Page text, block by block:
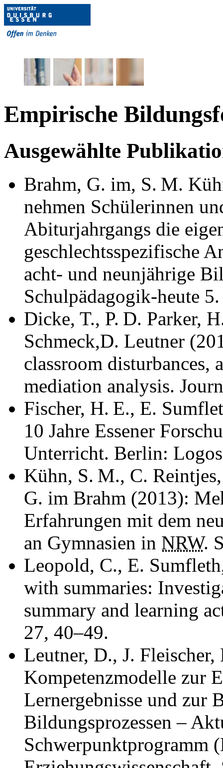
Empirische
Ausgewählte
Brahm, G. im, S. M.
nehmen Schülerinnen
Abiturjahrgangs die
geschlechtsspezifische
acht- und neunjährige
Schulpädagogik-heute 5.
Dicke, T., P. D. Parker,
Schmeck,D. Leutner
classroom disturbances,
mediation analysis.
Fischer, H. E., E.
10 Jahre Essener
Unterricht. Berlin:
Kühn, S. M., C.
G. im Brahm (2013):
Erfahrungen mit dem
an Gymnasien in NRW.
Leopold, C., E.
with summaries:
summary and learning
27, 40–49.
Leutner, D., J.
Kompetenzmodelle zur
Lernergebnisse und zur
Bildungsprozessen –
Schwerpunktprogramm